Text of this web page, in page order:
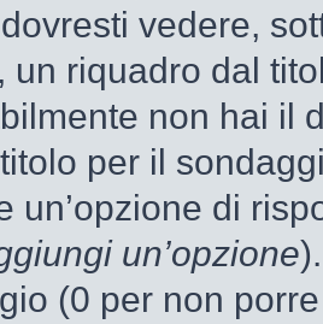
vedere,
un riquadro dal
non hai il
per il
un’opzione di
un’opzione
(0 per non